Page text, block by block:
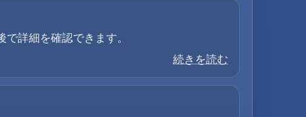
詳細を確認できます。
続きを読む